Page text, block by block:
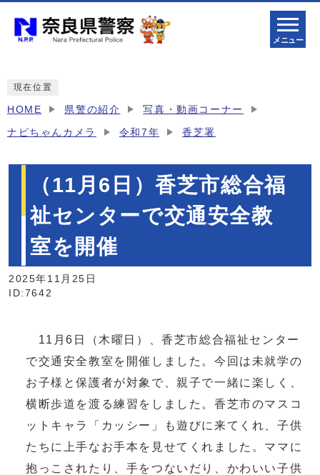
メニュー
現在位置
HOME 県警の紹介 写真・動画コーナー
ナピちゃんカメラ 令和7年 香芝署
（11月6日）香芝市総合福
祉センターで交通安全教
室を開催
2025年11月25日
ID:7642
11月6日（木曜日）、香芝市総合福祉センター
で交通安全教室を開催しました。今回は未就学の
お子様と保護者が対象で、親子で一緒に楽しく、
横断歩道を渡る練習をしました。香芝市のマスコ
ットキャラ「カッシー」も遊びに来てくれ、子供
たちに上手なお手本を見せてくれました。ママに
抱っこされたり、手をつないだり、かわいい子供